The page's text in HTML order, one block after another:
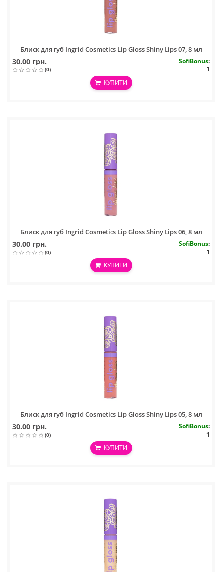
Блиск для губ Ingrid Cosmetics Lip Gloss Shiny Lips 07, 8 мл
30.00 грн.
(0)
SofiBonus:
1
КУПИТИ
Блиск для губ Ingrid Cosmetics Lip Gloss Shiny Lips 06, 8 мл
30.00 грн.
(0)
SofiBonus:
1
КУПИТИ
Блиск для губ Ingrid Cosmetics Lip Gloss Shiny Lips 05, 8 мл
30.00 грн.
(0)
SofiBonus:
1
КУПИТИ